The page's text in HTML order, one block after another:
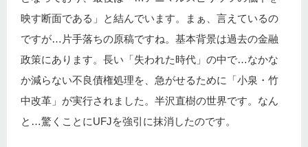
映す断面である」と結んでいます。まぁ、言えているの
ですが…片手落ちの原稿ですね。基本背景は過去の金融
政策にあります。長い「失われた時代」の中で…なかな
か減らない不良債権処理を、急がせるために「小泉・竹
中改革」が実行されました。半沢直樹の世界です。なん
と…驚くことにUFJを強引に抹消したのです。